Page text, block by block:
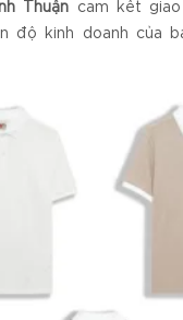
Thuận cam kết giao
độ kinh doanh của